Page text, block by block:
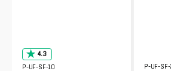
4.3
P-UF-SF-10 P-UF-